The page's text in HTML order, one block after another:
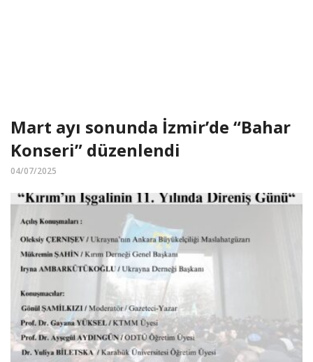
Mart ayı sonunda İzmir’de “Bahar
Konseri” düzenlendi
04/07/2025